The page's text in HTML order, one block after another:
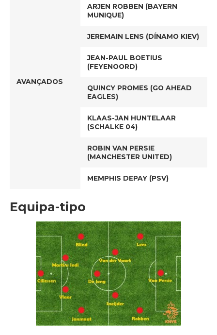
AVANÇADOS
ARJEN ROBBEN (BAYERN
MUNIQUE)
JEREMAIN LENS (DÍNAMO KIEV)
JEAN-PAUL BOETIUS
(FEYENOORD)
QUINCY PROMES (GO AHEAD
EAGLES)
KLAAS-JAN HUNTELAAR
(SCHALKE 04)
ROBIN VAN PERSIE
(MANCHESTER UNITED)
MEMPHIS DEPAY (PSV)
Equipa-tipo